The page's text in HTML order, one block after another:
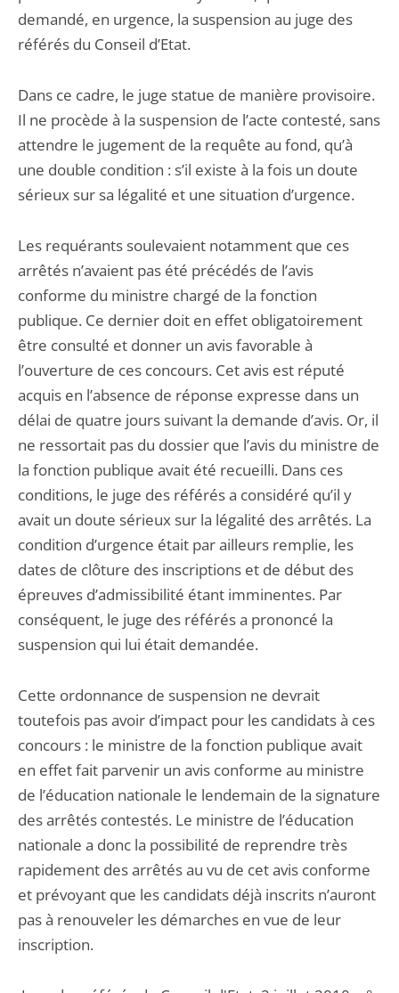
demandé, en urgence, la suspension au juge des
référés du Conseil d’Etat.
Dans ce cadre, le juge statue de manière provisoire.
Il ne procède à la suspension de l’acte contesté, sans
attendre le jugement de la requête au fond, qu’à
une double condition : s’il existe à la fois un doute
sérieux sur sa légalité et une situation d’urgence.
Les requérants soulevaient notamment que ces
arrêtés n’avaient pas été précédés de l’avis
conforme du ministre chargé de la fonction
publique. Ce dernier doit en effet obligatoirement
être consulté et donner un avis favorable à
l’ouverture de ces concours. Cet avis est réputé
acquis en l’absence de réponse expresse dans un
délai de quatre jours suivant la demande d’avis. Or, il
ne ressortait pas du dossier que l’avis du ministre de
la fonction publique avait été recueilli. Dans ces
conditions, le juge des référés a considéré qu’il y
avait un doute sérieux sur la légalité des arrêtés. La
condition d’urgence était par ailleurs remplie, les
dates de clôture des inscriptions et de début des
épreuves d’admissibilité étant imminentes. Par
conséquent, le juge des référés a prononcé la
suspension qui lui était demandée.
Cette ordonnance de suspension ne devrait
toutefois pas avoir d’impact pour les candidats à ces
concours : le ministre de la fonction publique avait
en effet fait parvenir un avis conforme au ministre
de l’éducation nationale le lendemain de la signature
des arrêtés contestés. Le ministre de l’éducation
nationale a donc la possibilité de reprendre très
rapidement des arrêtés au vu de cet avis conforme
et prévoyant que les candidats déjà inscrits n’auront
pas à renouveler les démarches en vue de leur
inscription.